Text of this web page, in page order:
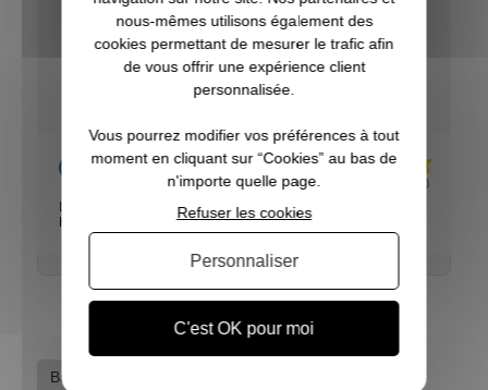
VOIR L'ATTESTATION
10/10
Acheteur Vérifié
Publié le 16/09/2016 à 14:00(Date de commande : 16/09/2016)
Livraison rapide, produit conforme. Très bon accueil de la
hotline.
Ball-trap
nous-mêmes utilisons également des
cookies permettant de mesurer le trafic afin
de vous offrir une expérience client
personnalisée.
Vous pourrez modifier vos préférences à tout
moment en cliquant sur “Cookies” au bas de
n'importe quelle page.
C'est OK pour moi
Refuser les cookies
Personnaliser